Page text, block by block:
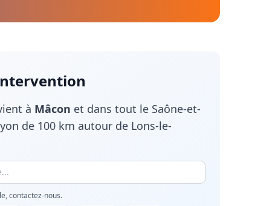
à Mâcon et dans tout le Saône-et-
de 100 km autour de Lons-le-
contactez-nous.